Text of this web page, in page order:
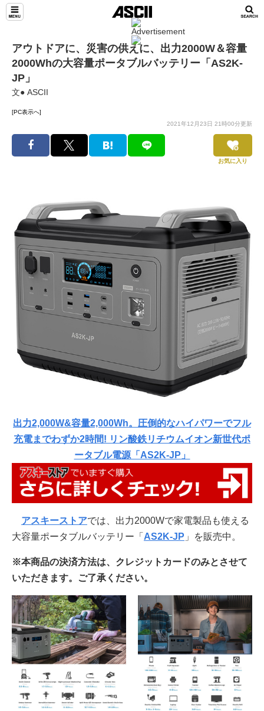
アウトドアに、災害の供えに、出力2000W＆容量
2000Whの大容量ポータブルバッテリー「AS2K-
JP」
文● ASCII
[PC表示へ]
2021年12月23日 21時00分更新
お気に入り
出力2,000W&容量2,000Wh。圧倒的なハイパワーでフル
充電までわずか2時間! リン酸鉄リチウムイオン新世代ポ
ータブル電源「AS2K-JP」
アスキーストアでは、出力2000Wで家電製品も使える
大容量ポータブルバッテリー「 AS2K-JP 」を販売中。
※本商品の決済方法は、クレジットカードのみとさせて
いただきます。ご了承ください。